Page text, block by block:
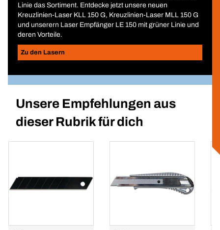
Linie das Sortiment. Entdecke jetzt unsere neuen
Kreuzlinien-Laser KLL 150 G, Kreuzlinien-Laser MLL 150 G
und unserern Laser Empfänger LE 150 mit grüner Linie und
deren Vorteile.
Zu den Lasern
Unsere Empfehlungen aus
dieser Rubrik für dich